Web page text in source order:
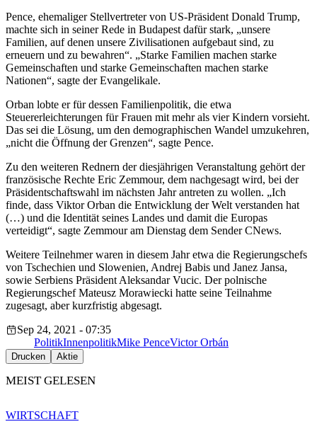
Pence, ehemaliger Stellvertreter von US-Präsident Donald Trump,
machte sich in seiner Rede in Budapest dafür stark, „unsere
Familien, auf denen unsere Zivilisationen aufgebaut sind, zu
erneuern und zu bewahren“. „Starke Familien machen starke
Gemeinschaften und starke Gemeinschaften machen starke
Nationen“, sagte der Evangelikale.
Orban lobte er für dessen Familienpolitik, die etwa
Steuererleichterungen für Frauen mit mehr als vier Kindern vorsieht.
Das sei die Lösung, um den demographischen Wandel umzukehren,
„nicht die Öffnung der Grenzen“, sagte Pence.
Zu den weiteren Rednern der diesjährigen Veranstaltung gehört der
französische Rechte Eric Zemmour, dem nachgesagt wird, bei der
Präsidentschaftswahl im nächsten Jahr antreten zu wollen. „Ich
finde, dass Viktor Orban die Entwicklung der Welt verstanden hat
(…) und die Identität seines Landes und damit die Europas
verteidigt“, sagte Zemmour am Dienstag dem Sender CNews.
Weitere Teilnehmer waren in diesem Jahr etwa die Regierungschefs
von Tschechien und Slowenien, Andrej Babis und Janez Jansa,
sowie Serbiens Präsident Aleksandar Vucic. Der polnische
Regierungschef Mateusz Morawiecki hatte seine Teilnahme
zugesagt, aber kurzfristig abgesagt.
Sep 24, 2021 - 07:35
PolitikInnenpolitikMike PenceVictor Orbán
Drucken Aktie
MEIST GELESEN
WIRTSCHAFT